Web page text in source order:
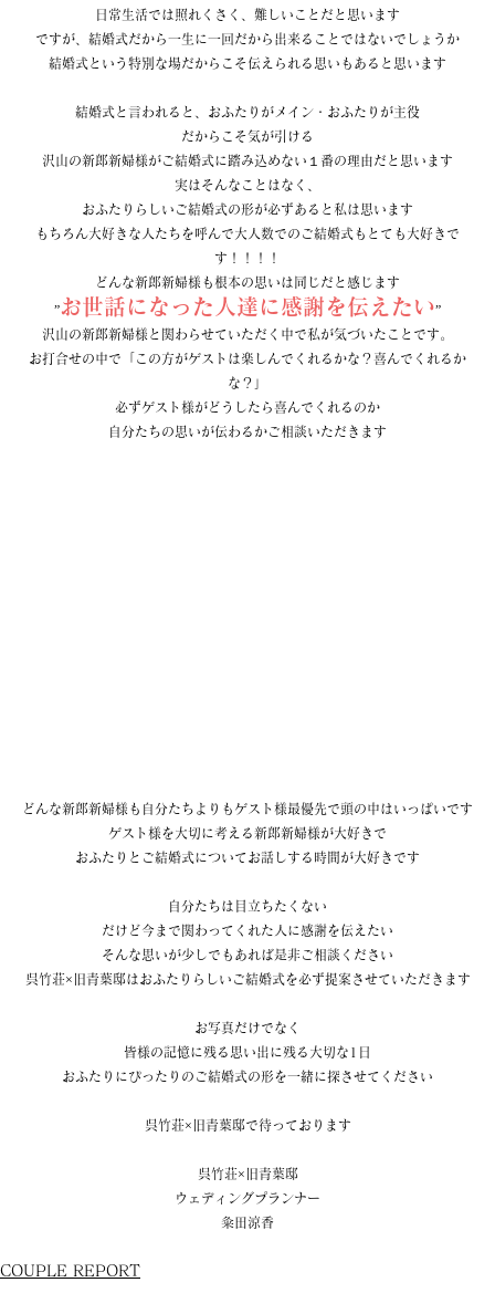
日常生活では照れくさく、難しいことだと思います
ですが、結婚式だから一生に一回だから出来ることではないでしょうか
結婚式という特別な場だからこそ伝えられる思いもあると思います
結婚式と言われると、おふたりがメイン・おふたりが主役
だからこそ気が引ける
沢山の新郎新婦様がご結婚式に踏み込めない１番の理由だと思います
実はそんなことはなく、
おふたりらしいご結婚式の形が必ずあると私は思います
もちろん大好きな人たちを呼んで大人数でのご結婚式もとても大好きで
す！！！！
どんな新郎新婦様も根本の思いは同じだと感じます
”お世話になった人達に感謝を伝えたい”
沢山の新郎新婦様と関わらせていただく中で私が気づいたことです。
お打合せの中で「この方がゲストは楽しんでくれるかな？喜んでくれるか
な？」
必ずゲスト様がどうしたら喜んでくれるのか
自分たちの思いが伝わるかご相談いただきます
どんな新郎新婦様も自分たちよりもゲスト様最優先で頭の中はいっぱいです
ゲスト様を大切に考える新郎新婦様が大好きで
おふたりとご結婚式についてお話しする時間が大好きです
自分たちは目立ちたくない
だけど今まで関わってくれた人に感謝を伝えたい
そんな思いが少しでもあれば是非ご相談ください
呉竹荘×旧青葉邸はおふたりらしいご結婚式を必ず提案させていただきます
お写真だけでなく
皆様の記憶に残る思い出に残る大切な1日
おふたりにぴったりのご結婚式の形を一緒に探させてください
呉竹荘×旧青葉邸で待っております
呉竹荘×旧青葉邸
ウェディングプランナー
粂田涼香
COUPLE REPORT